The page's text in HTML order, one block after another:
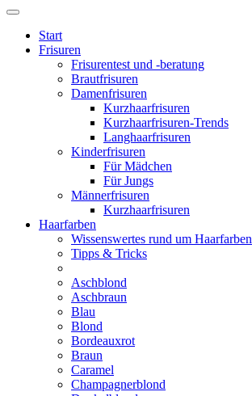
Start
Frisuren
Frisurentest und -beratung
Brautfrisuren
Damenfrisuren
Kurzhaarfrisuren
Kurzhaarfrisuren-Trends
Langhaarfrisuren
Kinderfrisuren
Für Mädchen
Für Jungs
Männerfrisuren
Kurzhaarfrisuren
Haarfarben
Wissenswertes rund um Haarfarben
Tipps & Tricks
Aschblond
Aschbraun
Blau
Blond
Bordeauxrot
Braun
Caramel
Champagnerblond